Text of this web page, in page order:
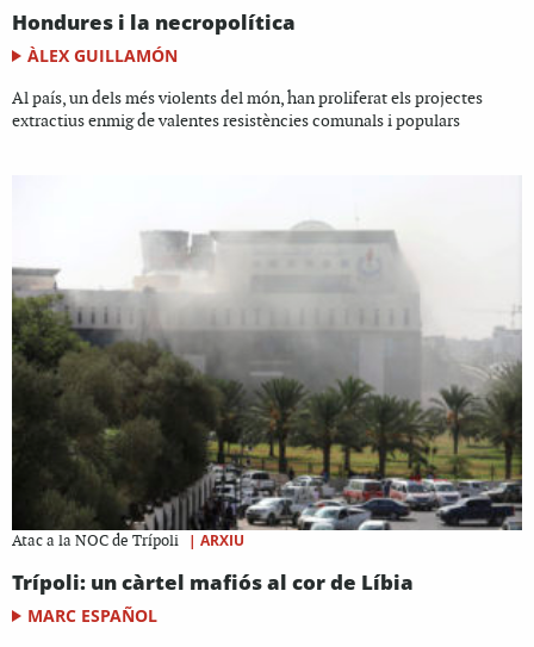
Hondures i la necropolítica
ÀLEX GUILLAMÓN
Al país, un dels més violents del món, han proliferat els projectes
extractius enmig de valentes resistències comunals i populars
Atac a la NOC de Trípoli | ARXIU
Trípoli: un càrtel mafiós al cor de Líbia
MARC ESPAÑOL